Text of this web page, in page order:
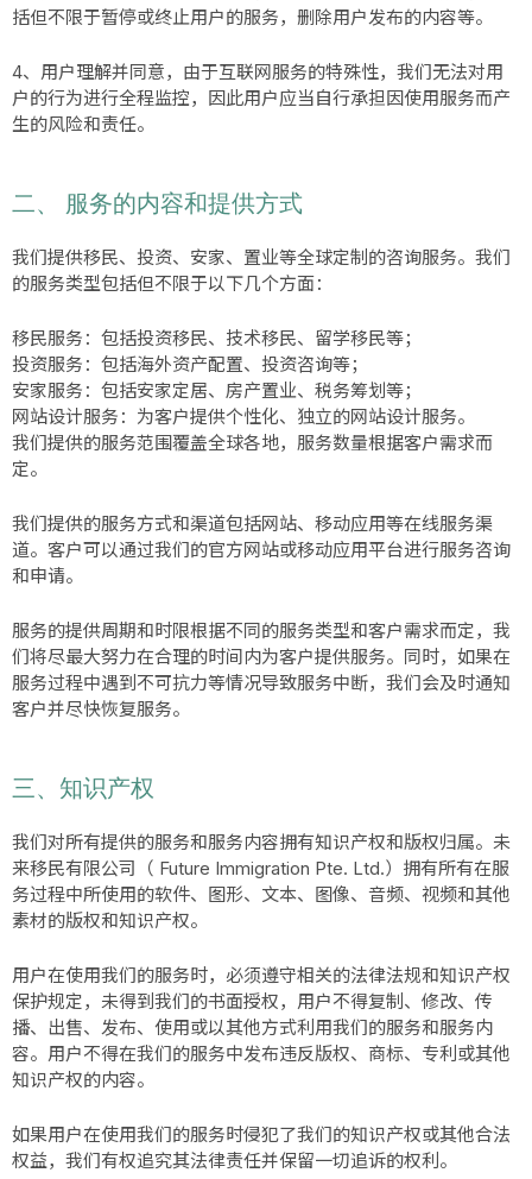
括但不限于暂停或终止用户的服务，删除用户发布的内容等。
4、用户理解并同意，由于互联网服务的特殊性，我们无法对用
户的行为进行全程监控，因此用户应当自行承担因使用服务而产
生的风险和责任。
二、 服务的内容和提供方式
我们提供移民、投资、安家、置业等全球定制的咨询服务。我们
的服务类型包括但不限于以下几个方面：
移民服务：包括投资移民、技术移民、留学移民等；
投资服务：包括海外资产配置、投资咨询等；
安家服务：包括安家定居、房产置业、税务筹划等；
网站设计服务：为客户提供个性化、独立的网站设计服务。
我们提供的服务范围覆盖全球各地，服务数量根据客户需求而
定。
我们提供的服务方式和渠道包括网站、移动应用等在线服务渠
道。客户可以通过我们的官方网站或移动应用平台进行服务咨询
和申请。
服务的提供周期和时限根据不同的服务类型和客户需求而定，我
们将尽最大努力在合理的时间内为客户提供服务。同时，如果在
服务过程中遇到不可抗力等情况导致服务中断，我们会及时通知
客户并尽快恢复服务。
三、知识产权
我们对所有提供的服务和服务内容拥有知识产权和版权归属。未
来移民有限公司（ Future Immigration Pte. Ltd.）拥有所有在服
务过程中所使用的软件、图形、文本、图像、音频、视频和其他
素材的版权和知识产权。
用户在使用我们的服务时，必须遵守相关的法律法规和知识产权
保护规定，未得到我们的书面授权，用户不得复制、修改、传
播、出售、发布、使用或以其他方式利用我们的服务和服务内
容。用户不得在我们的服务中发布违反版权、商标、专利或其他
知识产权的内容。
如果用户在使用我们的服务时侵犯了我们的知识产权或其他合法
权益，我们有权追究其法律责任并保留一切追诉的权利。